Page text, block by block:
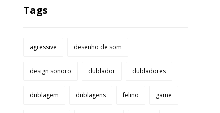
Tags
agressive desenho de som
design sonoro dublador dubladores
dublagem dublagens felino game